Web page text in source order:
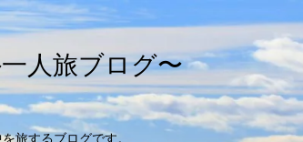
人旅ブログ〜
旅するブログです。